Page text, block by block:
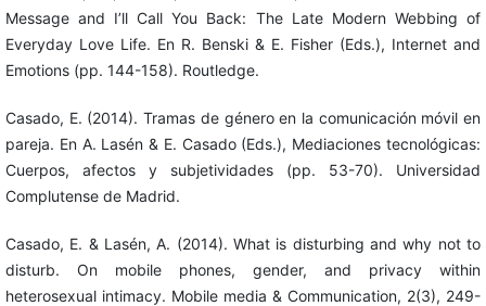
Message and I’ll Call You Back: The Late Modern Webbing of
Everyday Love Life. En R. Benski & E. Fisher (Eds.), Internet and
Emotions (pp. 144-158). Routledge.
Casado, E. (2014). Tramas de género en la comunicación móvil en
pareja. En A. Lasén & E. Casado (Eds.), Mediaciones tecnológicas:
Cuerpos, afectos y subjetividades (pp. 53-70). Universidad
Complutense de Madrid.
Casado, E. & Lasén, A. (2014). What is disturbing and why not to
disturb. On mobile phones, gender, and privacy within
heterosexual intimacy. Mobile media & Communication, 2(3), 249-